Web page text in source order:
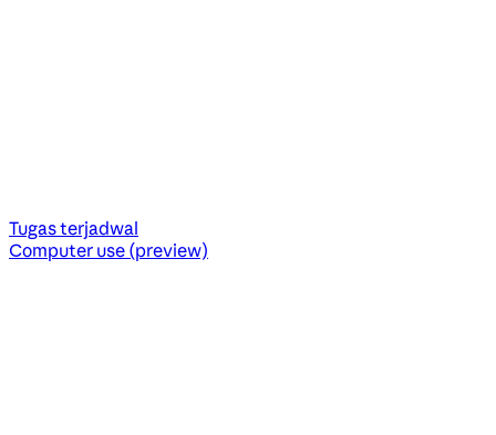
Tugas terjadwal
Computer use (preview)